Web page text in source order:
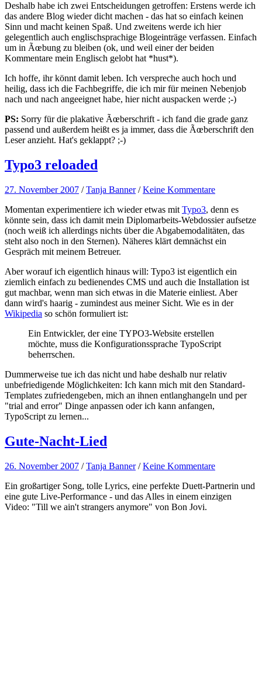
Deshalb habe ich zwei Entscheidungen getroffen: Erstens werde ich
das andere Blog wieder dicht machen - das hat so einfach keinen
Sinn und macht keinen Spaß. Und zweitens werde ich hier
gelegentlich auch englischsprachige Blogeinträge verfassen. Einfach
um in Ãœbung zu bleiben (ok, und weil einer der beiden
Kommentare mein Englisch gelobt hat *hust*).
Ich hoffe, ihr könnt damit leben. Ich verspreche auch hoch und
heilig, dass ich die Fachbegriffe, die ich mir für meinen Nebenjob
nach und nach angeeignet habe, hier nicht auspacken werde ;-)
PS: Sorry für die plakative Ãœberschrift - ich fand die grade ganz
passend und außerdem heißt es ja immer, dass die Ãœberschrift den
Leser anzieht. Hat's geklappt? ;-)
Typo3 reloaded
27. November 2007 /Tanja Banner /Keine Kommentare
Momentan experimentiere ich wieder etwas mit Typo3, denn es
könnte sein, dass ich damit mein Diplomarbeits-Webdossier aufsetze
(noch weiß ich allerdings nichts über die Abgabemodalitäten, das
steht also noch in den Sternen). Näheres klärt demnächst ein
Gespräch mit meinem Betreuer.
Aber worauf ich eigentlich hinaus will: Typo3 ist eigentlich ein
ziemlich einfach zu bedienendes CMS und auch die Installation ist
gut machbar, wenn man sich etwas in die Materie einliest. Aber
dann wird's haarig - zumindest aus meiner Sicht. Wie es in der
Wikipedia so schön formuliert ist:
Ein Entwickler, der eine TYPO3-Website erstellen
möchte, muss die Konfigurationssprache TypoScript
beherrschen.
Dummerweise tue ich das nicht und habe deshalb nur relativ
unbefriedigende Möglichkeiten: Ich kann mich mit den Standard-
Templates zufriedengeben, mich an ihnen entlanghangeln und per
"trial and error" Dinge anpassen oder ich kann anfangen,
TypoScript zu lernen...
Gute-Nacht-Lied
26. November 2007 /Tanja Banner /Keine Kommentare
Ein großartiger Song, tolle Lyrics, eine perfekte Duett-Partnerin und
eine gute Live-Performance - und das Alles in einem einzigen
Video: "Till we ain't strangers anymore" von Bon Jovi.